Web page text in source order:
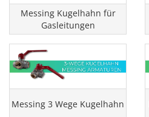
Messing Kugelhahn für
Gasleitungen
Messing 3 Wege Kugelhahn